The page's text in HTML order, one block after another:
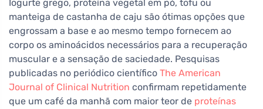
Iogurte grego, proteína vegetal em pó, tofu ou
manteiga de castanha de caju são ótimas opções que
engrossam a base e ao mesmo tempo fornecem ao
corpo os aminoácidos necessários para a recuperação
muscular e a sensação de saciedade. Pesquisas
publicadas no periódico científico The American
Journal of Clinical Nutrition confirmam repetidamente
que um café da manhã com maior teor de proteínas